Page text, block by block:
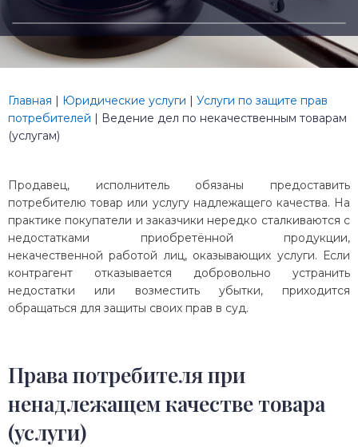
Главная | Юридические услуги | Услуги по защите прав
потребителей | Ведение дел по некачественным товарам
(услугам)
Продавец, исполнитель обязаны предоставить
потребителю товар или услугу надлежащего качества. На
практике покупатели и заказчики нередко сталкиваются с
недостатками приобретённой продукции,
некачественной работой лиц, оказывающих услуги. Если
контрагент отказывается добровольно устранить
недостатки или возместить убытки, приходится
обращаться для защиты своих прав в суд.
Права потребителя при
ненадлежащем качестве товара
(услуги)